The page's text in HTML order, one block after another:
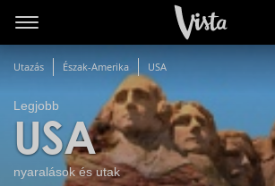
Utazás Észak-Amerika USA
Legjobb
USA
nyaralások és utak